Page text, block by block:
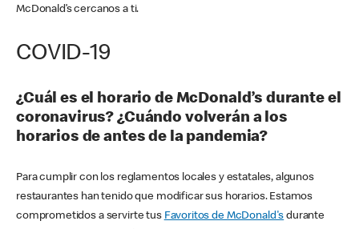
McDonald’s cercanos a ti.
COVID-19
¿Cuál es el horario de McDonald’s durante el
coronavirus? ¿Cuándo volverán a los
horarios de antes de la pandemia?
Para cumplir con los reglamentos locales y estatales, algunos
restaurantes han tenido que modificar sus horarios. Estamos
comprometidos a servirte tus Favoritos de McDonald's durante